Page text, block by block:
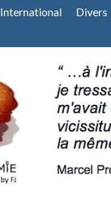
International Divers